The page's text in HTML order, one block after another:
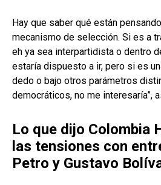
Hay que saber qué están
mecanismo de selección. Si es a
eh ya sea interpartidista o dentro
estaría dispuesto a ir, pero si es
dedo o bajo otros parámetros
democráticos, no me interesaría”,
Lo que dijo Colombia
las tensiones con
Petro y Gustavo